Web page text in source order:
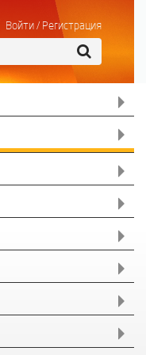
Войти/ Регистрация